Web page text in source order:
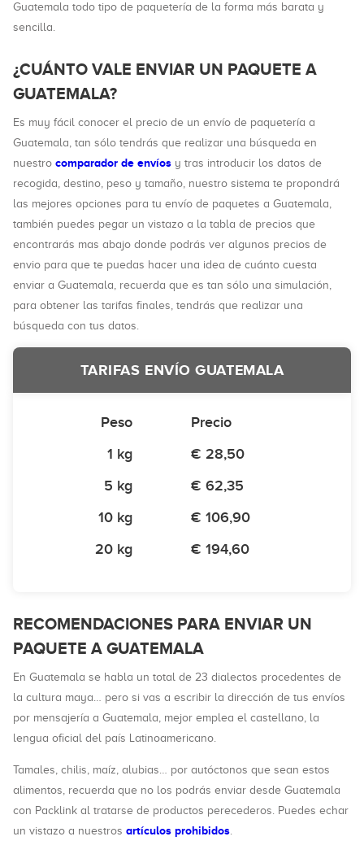
Guatemala todo tipo de paquetería de la forma más barata y
sencilla.
¿CUÁNTO VALE ENVIAR UN PAQUETE A
GUATEMALA?
Es muy fácil conocer el precio de un envío de paquetería a
Guatemala, tan sólo tendrás que realizar una búsqueda en
nuestro comparador de envíos y tras introducir los datos de
recogida, destino, peso y tamaño, nuestro sistema te propondrá
las mejores opciones para tu envío de paquetes a Guatemala,
también puedes pegar un vistazo a la tabla de precios que
encontrarás mas abajo donde podrás ver algunos precios de
envio para que te puedas hacer una idea de cuánto cuesta
enviar a Guatemala, recuerda que es tan sólo una simulación,
para obtener las tarifas finales, tendrás que realizar una
búsqueda con tus datos.
TARIFAS ENVÍO GUATEMALA
Peso
Precio
1 kg
€ 28,50
5 kg
€ 62,35
10 kg
€ 106,90
20 kg
€ 194,60
RECOMENDACIONES PARA ENVIAR UN
PAQUETE A GUATEMALA
En Guatemala se habla un total de 23 dialectos procedentes de
la cultura maya… pero si vas a escribir la dirección de tus envíos
por mensajería a Guatemala, mejor emplea el castellano, la
lengua oficial del país Latinoamericano.
Tamales, chilis, maíz, alubias… por autóctonos que sean estos
alimentos, recuerda que no los podrás enviar desde Guatemala
con Packlink al tratarse de productos perecederos. Puedes echar
un vistazo a nuestros artículos prohibidos.